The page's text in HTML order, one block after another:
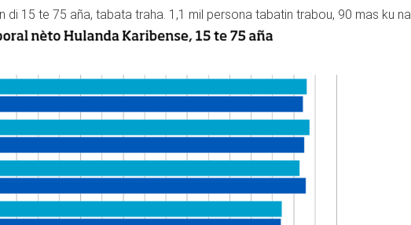
15 te 75 aña, tabata traha. 1,1 mil persona tabatin trabou, 90 mas ku na